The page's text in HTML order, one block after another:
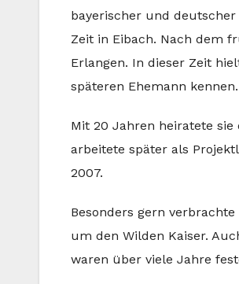
bayerischer und
Zeit in Eibach. Nach dem
Erlangen. In dieser Zeit
späteren Ehemann kennen.
Mit 20 Jahren heiratete sie
arbeitete später als
2007.
Besonders gern
um den Wilden Kaiser.
waren über viele Jahre